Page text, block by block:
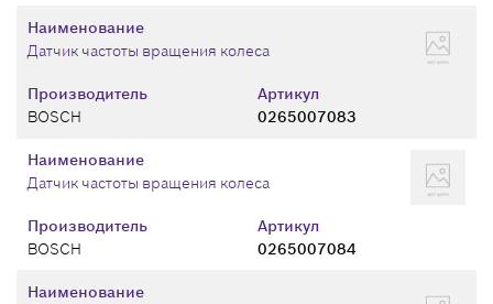
Производитель
BOSCH
Артикул
0265007083
Наименование
Датчик частоты вращения колеса
Производитель
BOSCH
Артикул
0265007084
Наименование
Датчик частоты вращения колеса
Наименование